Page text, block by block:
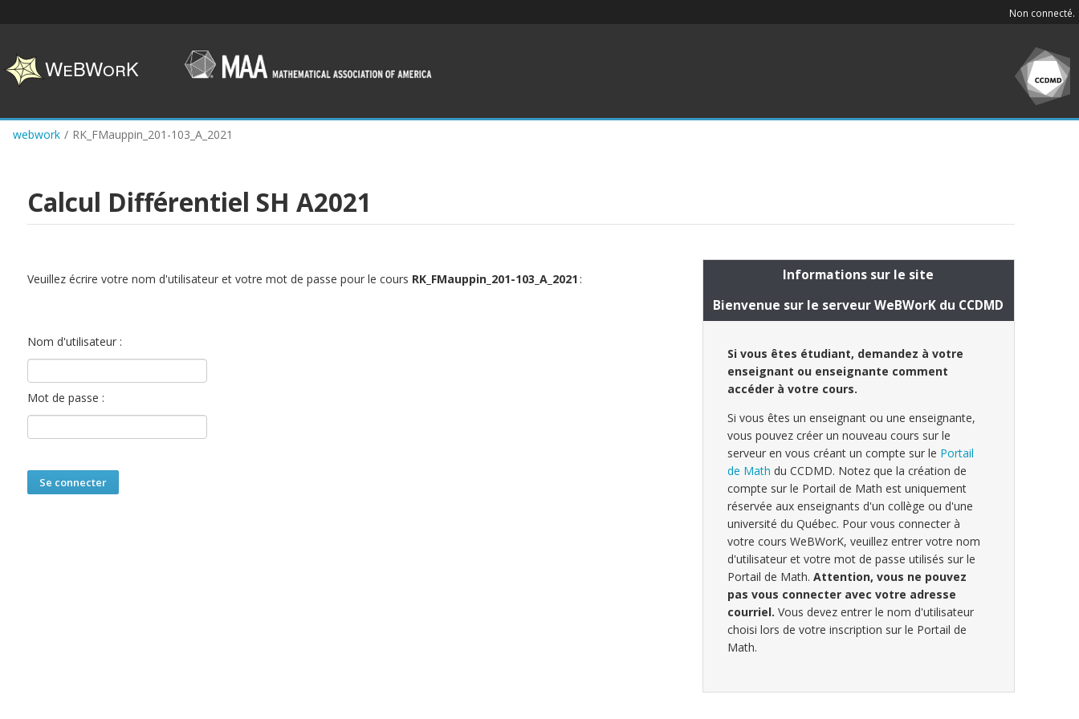
content
Non connecté.
webwork / RK_FMauppin_201-103_A_2021
Calcul Différentiel SH A2021
Veuillez écrire votre nom d'utilisateur et votre mot de passe pour le cours RK_FMauppin_201-103_A_2021 :
Nom d'utilisateur :
Mot de passe :
Informations sur le site
Bienvenue sur le serveur WeBWorK du CCDMD
Si vous êtes étudiant, demandez à votre
enseignant ou enseignante comment
accéder à votre cours.
Si vous êtes un enseignant ou une enseignante,
vous pouvez créer un nouveau cours sur le
serveur en vous créant un compte sur le Portail
de Math du CCDMD. Notez que la création de
compte sur le Portail de Math est uniquement
réservée aux enseignants d'un collège ou d'une
université du Québec. Pour vous connecter à
votre cours WeBWorK, veuillez entrer votre nom
d'utilisateur et votre mot de passe utilisés sur le
Portail de Math. Attention, vous ne pouvez
pas vous connecter avec votre adresse
courriel. Vous devez entrer le nom d'utilisateur
choisi lors de votre inscription sur le Portail de
Math.